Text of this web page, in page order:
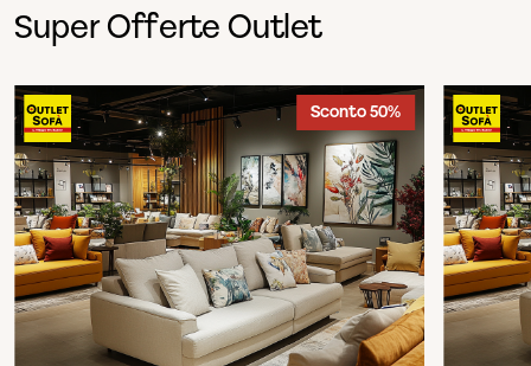
Super Offerte Outlet
Sconto 50%